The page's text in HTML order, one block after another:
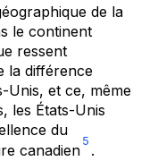
de la
le continent
ressent
la différence
Unis, et ce, même
les États-Unis
du
canadien
5
.